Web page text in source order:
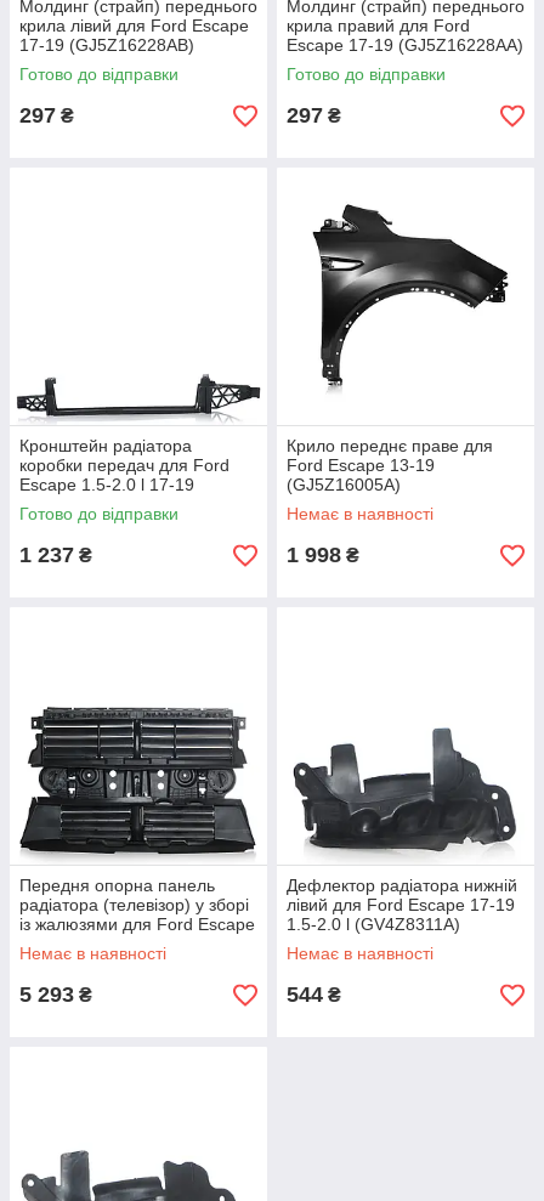
Молдинг (страйп) переднього
крила лівий для Ford Escape
17-19 (GJ5Z16228AB)
Готово до відправки
297 ₴
Молдинг (страйп) переднього
крила правий для Ford
Escape 17-19 (GJ5Z16228AA)
Готово до відправки
297 ₴
Кронштейн радіатора
коробки передач для Ford
Escape 1.5-2.0 l 17-19
(EJ7Z7B142A)
Готово до відправки
1 237 ₴
Крило переднє праве для
Ford Escape 13-19
(GJ5Z16005A)
Немає в наявності
1 998 ₴
Передня опорна панель
радіатора (телевізор) у зборі
із жалюзями для Ford Escape
17-19 (GV4Z8475A)
Немає в наявності
5 293 ₴
Дефлектор радіатора нижній
лівий для Ford Escape 17-19
1.5-2.0 l (GV4Z8311A)
Немає в наявності
544 ₴